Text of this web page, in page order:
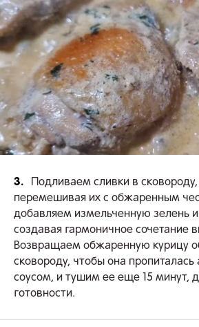
3.
Подливаем сливки в сковороду,
перемешивая их с обжаренным
добавляем измельченную зелень
создавая гармоничное сочетание
Возвращаем обжаренную курицу
сковороду, чтобы она
соусом, и тушим ее еще 15 минут,
готовности.